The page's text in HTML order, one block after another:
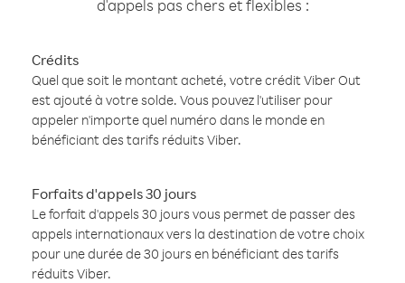
d'appels pas chers et flexibles :
Crédits
Quel que soit le montant acheté, votre crédit Viber Out
est ajouté à votre solde. Vous pouvez l'utiliser pour
appeler n'importe quel numéro dans le monde en
bénéficiant des tarifs réduits Viber.
Forfaits d'appels 30 jours
Le forfait d'appels 30 jours vous permet de passer des
appels internationaux vers la destination de votre choix
pour une durée de 30 jours en bénéficiant des tarifs
réduits Viber.